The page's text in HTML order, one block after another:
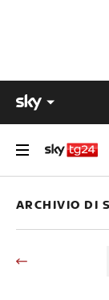
ARCHIVIO DI